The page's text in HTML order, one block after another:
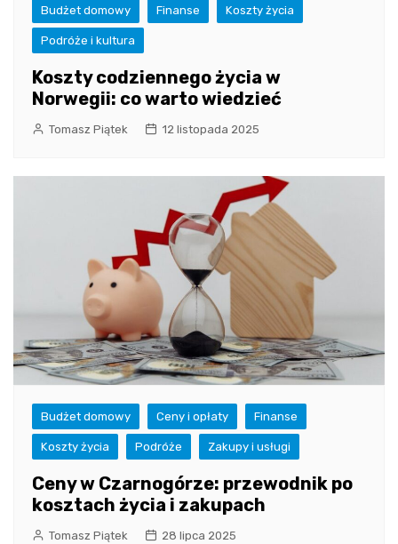
Budżet domowy Finanse Koszty życia
Podróże i kultura
Koszty codziennego życia w
Norwegii: co warto wiedzieć
Tomasz Piątek 12 listopada 2025
Budżet domowy Ceny i opłaty Finanse
Koszty życia Podróże Zakupy i usługi
Ceny w Czarnogórze: przewodnik po
kosztach życia i zakupach
Tomasz Piątek 28 lipca 2025